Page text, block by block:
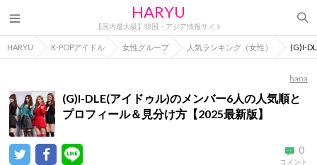
HARYU
【国内最大級】韓国・アジア情報サイト
HARYU K-POPアイドル 女性グループ 人気ランキング（女性） (G)I-
hana
(G)I-DLE(アイドゥル)のメンバー6人の人気順と
プロフィール＆見分け方【2025最新版】
0
コメント